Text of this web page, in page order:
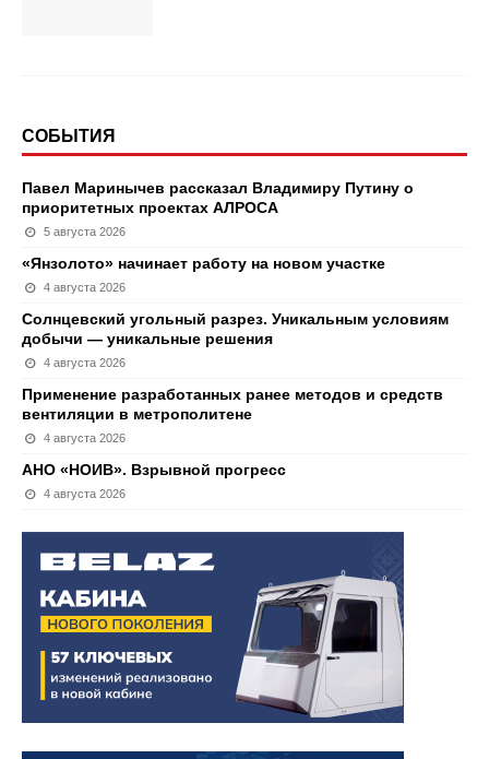
СОБЫТИЯ
Павел Маринычев рассказал Владимиру Путину о
приоритетных проектах АЛРОСА
5 августа 2026
«Янзолото» начинает работу на новом участке
4 августа 2026
Солнцевский угольный разрез. Уникальным условиям
добычи — уникальные решения
4 августа 2026
Применение разработанных ранее методов и средств
вентиляции в метрополитене
4 августа 2026
АНО «НОИВ». Взрывной прогресс
4 августа 2026